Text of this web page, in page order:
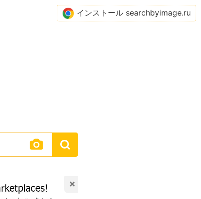
×
インストール searchbyimage.ru